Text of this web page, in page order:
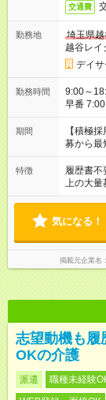
交通費
勤務地
埼玉県
越谷レイ
デイ
勤務時間
9:00～18:00（休憩60
早番 7:00～
い」 「
たくない
の方へ
の勤務時
期間
【積極
募から最
特徴 履歴書不
上の大量
気になる！
掲載元企業名
志望動機も履
OKの介護
派遣 職種未経験